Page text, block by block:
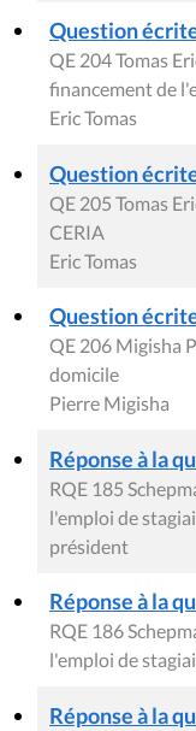
Question
QE 204 Tomas
financement de
Eric Tomas
Question
QE 205 Tomas
CERIA
Eric Tomas
Question
QE 206 Migisha
domicile
Pierre Migisha
Réponse à la
RQE 185
l'emploi de
président
Réponse à la
RQE 186
l'emploi de
Réponse à la